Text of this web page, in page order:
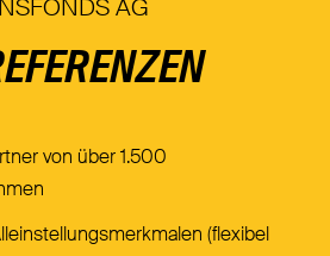
AG
von über 1.500
(flexibel